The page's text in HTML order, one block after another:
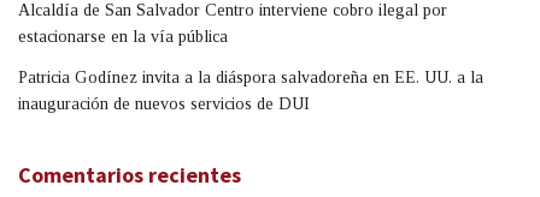
Alcaldía de San Salvador Centro interviene cobro ilegal por
estacionarse en la vía pública
Patricia Godínez invita a la diáspora salvadoreña en EE. UU. a la
inauguración de nuevos servicios de DUI
Comentarios recientes